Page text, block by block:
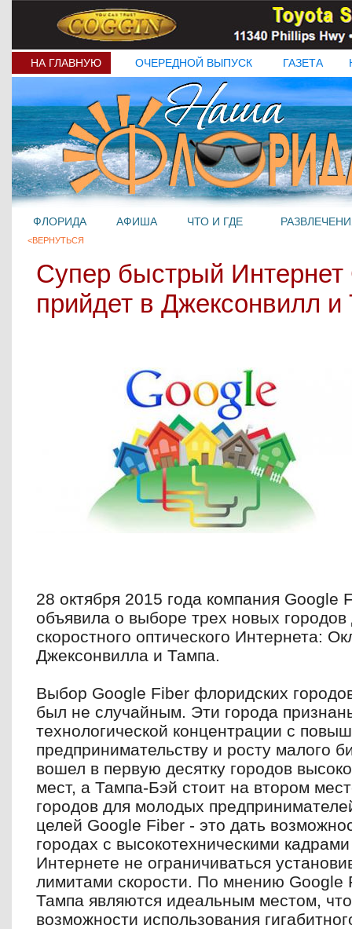
НА ГЛАВНУЮ ОЧЕРЕДНОЙ ВЫПУСК ГАЗЕТА
ФЛОРИДА АФИША ЧТО И ГДЕ
<ВЕРНУТЬСЯ
Супер быстрый Интернет
прийдет в Джексонвилл и
28 октября 2015 года компания Google
объявила о выборе трех новых городов
скоростного оптического Интернета:
Джексонвилла и Тампа.
Выбор Google Fiber флоридских
был не случайным. Эти города
технологической концентрации с
предпринимательству и росту малого
вошел в первую десятку городов
мест, а Тампа-Бэй стоит на втором
городов для молодых
целей Google Fiber - это дать
городах с высокотехническими
Интернете не ограничиваться
лимитами скорости. По мнению Google
Тампа являются идеальным местом,
возможности использования